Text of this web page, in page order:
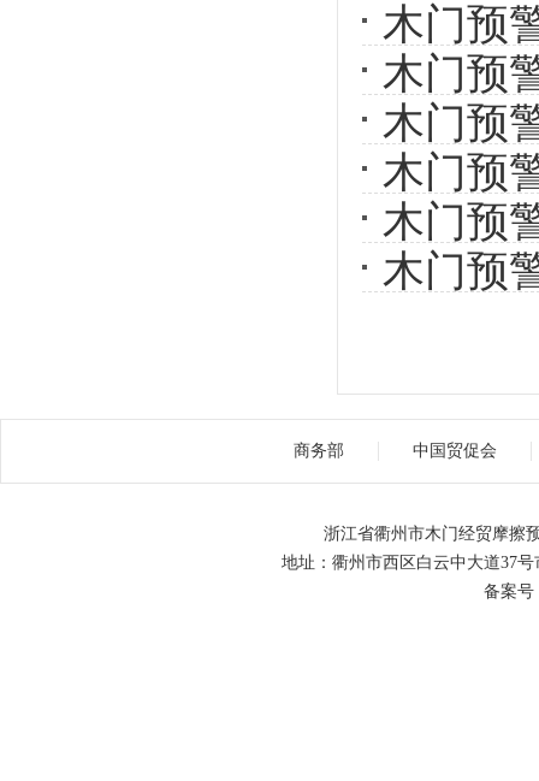
木门预
木门预
木门预
木门预
木门预
木门预
商务部 中国贸促会
浙江省衢州市木门经贸摩擦
地址：衢州市西区白云中大道37
备案号